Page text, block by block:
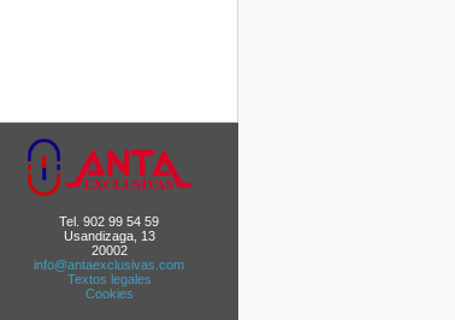
Tel. 902 99 54 59
Usandizaga, 13
20002
info@antaexclusivas.com
Textos legales
Cookies